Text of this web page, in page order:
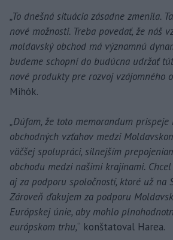
„To dnešná situácia zásadne zmenila.
nové možnosti. Treba povedať, že náš
moldavský obchod má významnú
budeme schopní do budúcna udržať
nové produkty pre rozvoj vzájomného
Mihók.
„Dúfam, že toto memorandum prispeje
obchodných vzťahov medzi
väčšej spolupráci, silnejším
obchodu medzi našimi krajinami.
aj za podporu spoločností, ktoré už na
Zároveň ďakujem za podporu
Európskej únie, aby mohlo
európskom trhu,“ konštatoval Harea.